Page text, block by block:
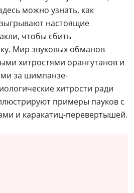
можно узнать, как
настоящие
чтобы сбить
Мир звуковых обманов
хитростями орангутанов и
за шимпанзе-
хитрости ради
примеры пауков с
и каракатиц-перевертышей.